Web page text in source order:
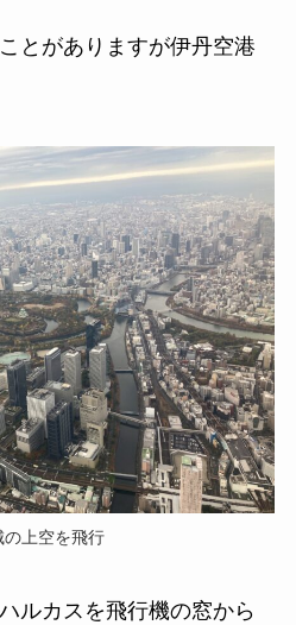
とがありますが伊丹空港
の上空を飛行
ルカスを飛行機の窓から